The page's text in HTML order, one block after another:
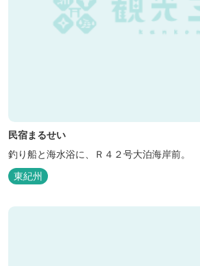
民宿まるせい
釣り船と海水浴に、Ｒ４２号大泊海岸前。
東紀州